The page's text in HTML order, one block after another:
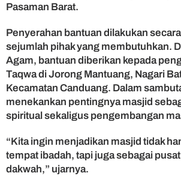
a
d
i
A
g
a
m
a
n
P
Pasaman Barat.
Penyerahan bantuan dilakukan
sejumlah pihak yang membutuhkan.
Agam, bantuan diberikan kepada
Taqwa di Jorong Mantuang, Nagari
Kecamatan Canduang. Dalam
menekankan pentingnya masjid
spiritual sekaligus pengembangan
“Kita ingin menjadikan masjid tidak
tempat ibadah, tapi juga sebagai
dakwah,” ujarnya.